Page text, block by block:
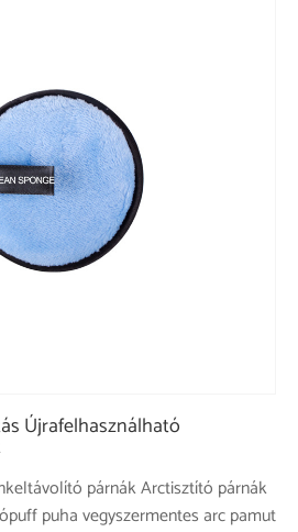
Újrafelhasználható
párnák Arctisztító párnák
puha vegyszermentes arc pamut